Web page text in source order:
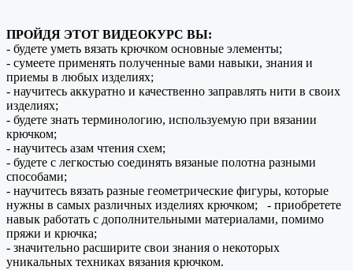
ПРОЙДЯ ЭТОТ ВИДЕОКУРС ВЫ:
- будете уметь вязать крючком основные элементы;
- сумеете применять полученные вами навыки, знания и
приемы в любых изделиях;
- научитесь аккуратно и качественно заправлять нити в своих
изделиях;
- будете знать терминологию, используемую при вязании
крючком;
- научитесь азам чтения схем;
- будете с легкостью соединять вязаные полотна разными
способами;
- научитесь вязать разные геометрические фигуры, которые
нужны в самых различных изделиях крючком; - приобретете
навык работать с дополнительными материалами, помимо
пряжи и крючка;
- значительно расширите свои знания о некоторых
уникальных техниках вязания крючком.